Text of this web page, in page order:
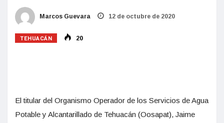
Marcos Guevara 12 de octubre de 2020
TEHUACÁN 20
El titular del Organismo Operador de los Servicios de Agua
Potable y Alcantarillado de Tehuacán (Oosapat), Jaime